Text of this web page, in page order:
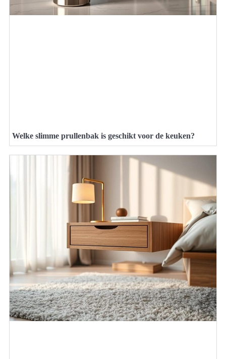
Welke slimme prullenbak is geschikt voor de keuken?